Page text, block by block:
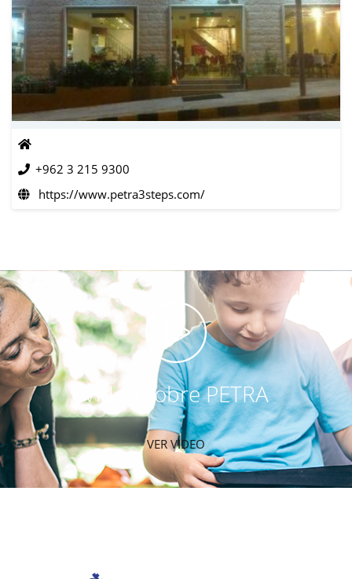
+962 3 215 9300
https://www.petra3steps.com/
Vídeo sobre PETRA
VER VIDEO